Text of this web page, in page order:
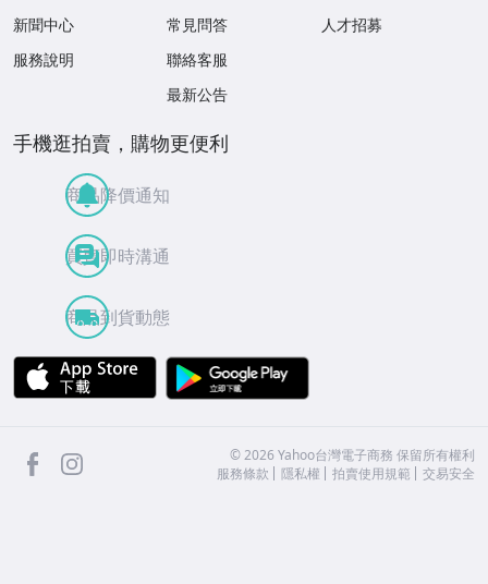
新聞中心
服務說明
常見問答
聯絡客服
最新公告
人才招募
手機逛拍賣，購物更便利
商品降價通知
買賣即時溝通
商品到貨動態
APP Store
facebook ©2026 Yahoo台灣電子商務 保留所有權利
服務條款
隱私權 拍賣使用規範 交易安全